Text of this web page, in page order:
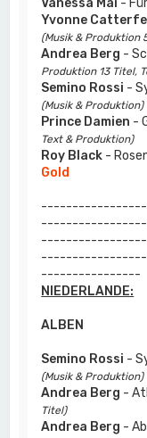
Vanessa Mai -
Yvonne
(Musik & Produktion
Andrea Berg -
Produktion 13 Titel,
Semino Rossi -
(Musik & Produktion)
Prince Damien -
Text & Produktion)
Roy Black -
Gold
----------------
NIEDERLANDE:
ALBEN
Semino Rossi -
(Musik & Produktion)
Andrea Berg -
Titel)
Andrea Berg -